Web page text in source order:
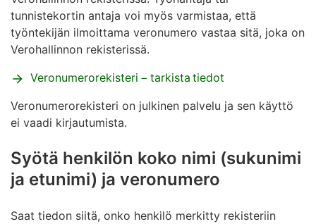
tunnistekortin antaja voi myös varmistaa, että
työntekijän ilmoittama veronumero vastaa sitä, joka on
Verohallinnon rekisterissä.
Veronumerorekisteri − tarkista tiedot
Veronumerorekisteri on julkinen palvelu ja sen käyttö
ei vaadi kirjautumista.
Syötä henkilön koko nimi (sukunimi
ja etunimi) ja veronumero
Saat tiedon siitä, onko henkilö merkitty rekisteriin